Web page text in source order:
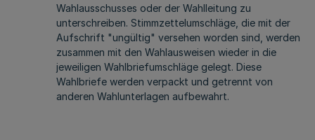
Wahlausschusses oder der Wahlleitung zu
unterschreiben. Stimmzettelumschläge, die mit der
Aufschrift "ungültig" versehen worden sind, werden
zusammen mit den Wahlausweisen wieder in die
jeweiligen Wahlbriefumschläge gelegt. Diese
Wahlbriefe werden verpackt und getrennt von
anderen Wahlunterlagen aufbewahrt.